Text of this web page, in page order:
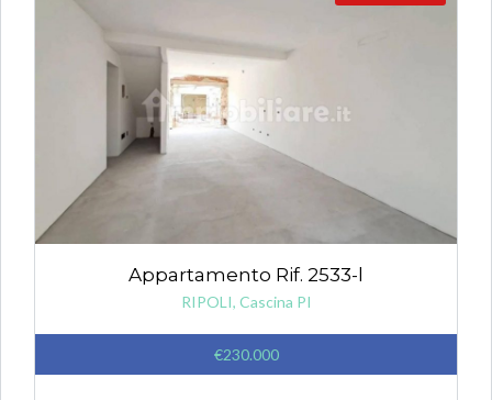
Appartamento Rif. 2533-l
RIPOLI, Cascina PI
€230.000